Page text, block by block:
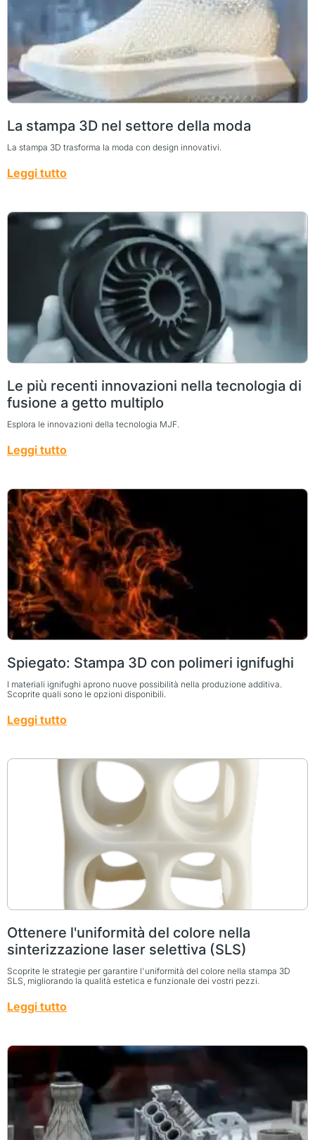
La stampa 3D nel settore della moda
La stampa 3D trasforma la moda con design innovativi.
Leggi tutto
Le più recenti innovazioni nella tecnologia di
fusione a getto multiplo
Esplora le innovazioni della tecnologia MJF.
Leggi tutto
Spiegato: Stampa 3D con polimeri ignifughi
I materiali ignifughi aprono nuove possibilità nella produzione additiva.
Scoprite quali sono le opzioni disponibili.
Leggi tutto
Ottenere l'uniformità del colore nella
sinterizzazione laser selettiva (SLS)
Scoprite le strategie per garantire l'uniformità del colore nella stampa 3D
SLS, migliorando la qualità estetica e funzionale dei vostri pezzi.
Leggi tutto